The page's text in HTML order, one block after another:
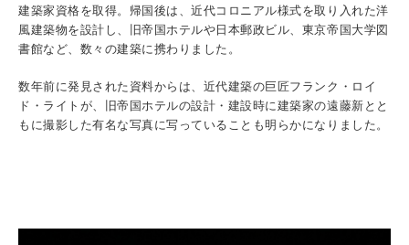
2. 工学院大学ヒストリー
建築家資格を取得。帰国後は、近代コロニアル様式を取り入れた洋
風建築物を設計し、旧帝国ホテルや日本郵政ビル、東京帝国大学図
書館など、数々の建築に携わりました。
数年前に発見された資料からは、近代建築の巨匠フランク・ロイ
ド・ライトが、旧帝国ホテルの設計・建設時に建築家の遠藤新とと
もに撮影した有名な写真に写っていることも明らかになりました。